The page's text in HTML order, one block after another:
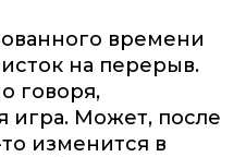
времени
на перерыв.
говоря,
игра. Может, после
изменится в